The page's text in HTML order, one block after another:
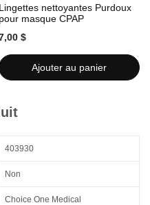
Lingettes nettoyantes Purdoux
pour masque CPAP
$
Ajouter au panier
403930
Non
Choice One Medical